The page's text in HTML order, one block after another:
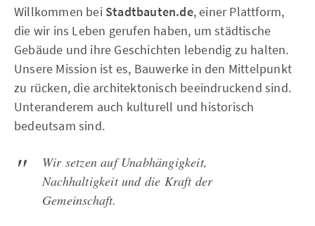
Willkommen bei Stadtbauten.de, einer Plattform,
die wir ins Leben gerufen haben, um städtische
Gebäude und ihre Geschichten lebendig zu halten.
Unsere Mission ist es, Bauwerke in den Mittelpunkt
zu rücken, die architektonisch beeindruckend sind.
Unteranderem auch kulturell und historisch
bedeutsam sind.
Wir setzen auf Unabhängigkeit,
Nachhaltigkeit und die Kraft der
Gemeinschaft.